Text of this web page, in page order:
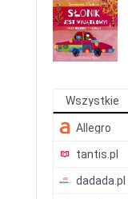
Wszystkie
Allegro
tantis.pl
dadada.pl